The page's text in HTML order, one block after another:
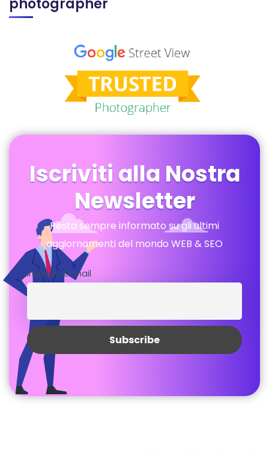
photographer
Iscriviti alla Nostra
Newsletter
Resta sempre informato su gli ultimi
aggiornamenti del mondo WEB & SEO
Indirizzo E-mail